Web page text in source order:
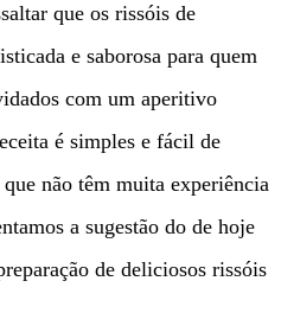
que os rissóis de
e saborosa para quem
com um aperitivo
é simples e fácil de
não têm muita experiência
a sugestão do de hoje
de deliciosos rissóis